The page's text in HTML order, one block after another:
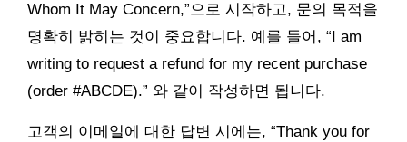
Whom It May Concern,”으로 시작하고, 문의 목적을
명확히 밝히는 것이 중요합니다. 예를 들어, “I am
writing to request a refund for my recent purchase
(order #ABCDE).” 와 같이 작성하면 됩니다.
고객의 이메일에 대한 답변 시에는, “Thank you for